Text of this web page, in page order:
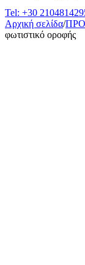
Tel: +30
Αρχική σελίδα/
φωτιστικό οροφής